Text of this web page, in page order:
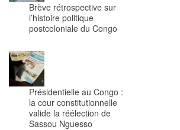
Brève rétrospective sur
l’histoire politique
postcoloniale du Congo
Présidentielle au Congo :
la cour constitutionnelle
valide la réélection de
Sassou Nguesso